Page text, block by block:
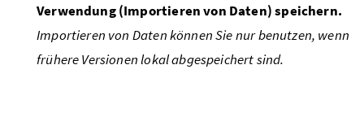
Verwendung (Importieren von Daten) speichern.
Importieren von Daten können Sie nur benutzen, wenn
frühere Versionen lokal abgespeichert sind.